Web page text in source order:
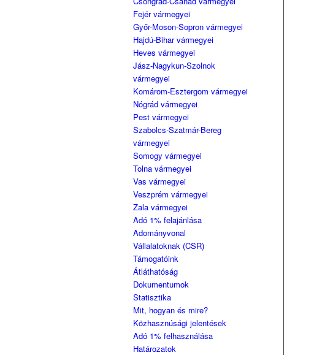
Fejér vármegyei
Győr-Moson-Sopron vármegyei
Hajdú-Bihar vármegyei
Heves vármegyei
Jász-Nagykun-Szolnok
vármegyei
Komárom-Esztergom vármegyei
Nógrád vármegyei
Pest vármegyei
Szabolcs-Szatmár-Bereg
vármegyei
Somogy vármegyei
Tolna vármegyei
Vas vármegyei
Veszprém vármegyei
Zala vármegyei
Adó 1% felajánlása
Adományvonal
Vállalatoknak (CSR)
Támogatóink
Átláthatóság
Dokumentumok
Statisztika
Mit, hogyan és mire?
Közhasznúsági jelentések
Adó 1% felhasználása
Határozatok